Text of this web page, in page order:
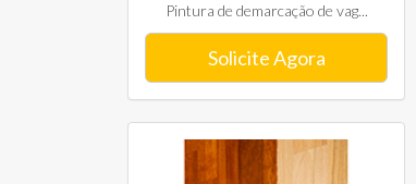
Pintura de demarcação de vag...
Solicite Agora